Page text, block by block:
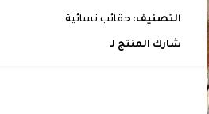
التصنيف: حقائب نسائية
شارك المنتج لـ